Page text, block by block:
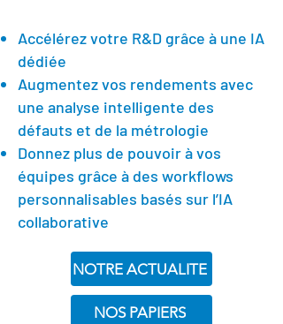
Accélérez votre R&D grâce à une IA
dédiée
Augmentez vos rendements avec
une analyse intelligente des
défauts et de la métrologie
Donnez plus de pouvoir à vos
équipes grâce à des workflows
personnalisables basés sur l’IA
collaborative
NOTRE ACTUALITE
NOS PAPIERS